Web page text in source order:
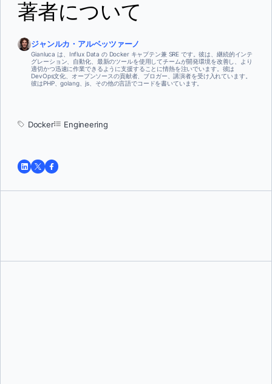
著者について
ジャンルカ・アルベッツァーノ
Gianluca は、Influx Data の Docker キャプテン兼 SRE です。彼は、継続的インテ
グレーション、自動化、最新のツールを使用してチームが開発環境を改善し、より
適切かつ迅速に作業できるように支援することに情熱を注いでいます。彼は
DevOps文化、オープンソースの貢献者、ブロガー、講演者を受け入れています。
彼はPHP、golang、js、その他の言語でコードを書いています。
Docker Engineering